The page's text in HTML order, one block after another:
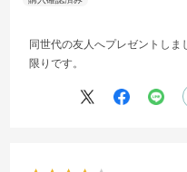
同世代の友人へプレゼントし
限りです。